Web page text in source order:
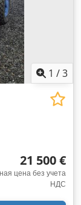
1 /3
21 500 €
цена без учета
НДС